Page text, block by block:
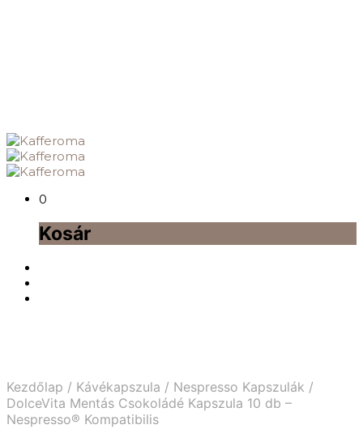
0
Kosár
Kezdőlap / Kávékapszula / Nespresso Kapszulák /
DolceVita Mentás Csokoládé Kapszula 10 db –
Nespresso® Kompatibilis